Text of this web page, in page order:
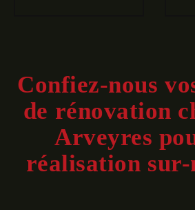
Confiez-nous
de rénovation
Arveyres
réalisation sur-